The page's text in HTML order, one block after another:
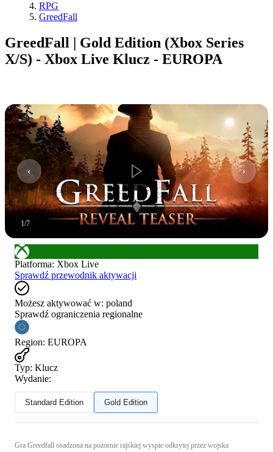
RPG
GreedFall
GreedFall | Gold Edition (Xbox Series
X/S) - Xbox Live Klucz - EUROPA
1/7
Platforma: Xbox Live
Sprawdź przewodnik aktywacji
Możesz aktywować w: poland
Sprawdź ograniczenia regionalne
Region: EUROPA
Typ: Klucz
Wydanie:
Standard Edition Gold Edition
Gra Greedfall osadzona na pozornie rajskiej wyspie odkrytej przez wojska